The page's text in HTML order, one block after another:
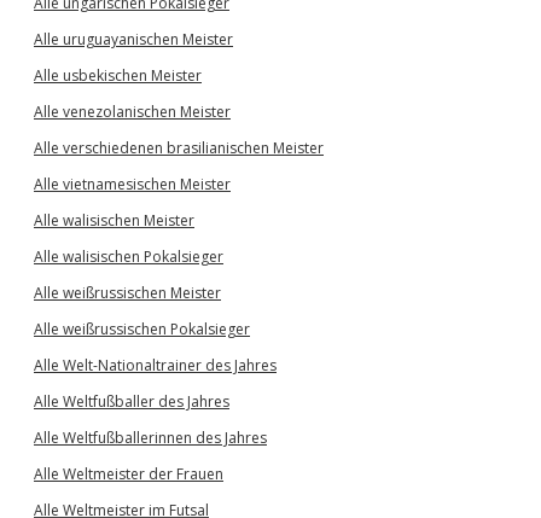
Alle uruguayanischen Meister
Alle usbekischen Meister
Alle venezolanischen Meister
Alle verschiedenen brasilianischen Meister
Alle vietnamesischen Meister
Alle walisischen Meister
Alle walisischen Pokalsieger
Alle weißrussischen Meister
Alle weißrussischen Pokalsieger
Alle Welt-Nationaltrainer des Jahres
Alle Weltfußballer des Jahres
Alle Weltfußballerinnen des Jahres
Alle Weltmeister der Frauen
Alle Weltmeister im Futsal